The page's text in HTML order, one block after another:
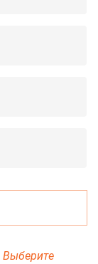
Выберите